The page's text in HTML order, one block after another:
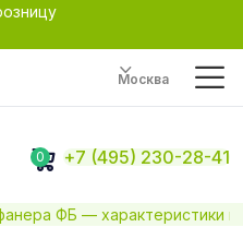
Москва
0 +7 (495) 230-28-41
ФБ — характеристики